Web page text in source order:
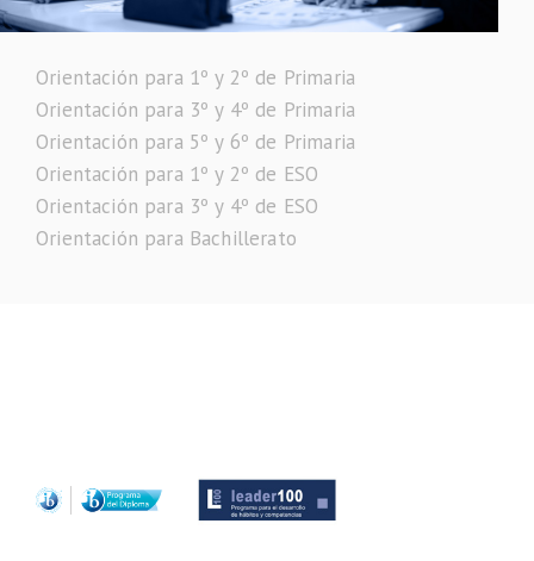
Orientación para 1º y 2º de Primaria
Orientación para 3º y 4º de Primaria
Orientación para 5º y 6º de Primaria
Orientación para 1º y 2º de ESO
Orientación para 3º y 4º de ESO
Orientación para Bachillerato